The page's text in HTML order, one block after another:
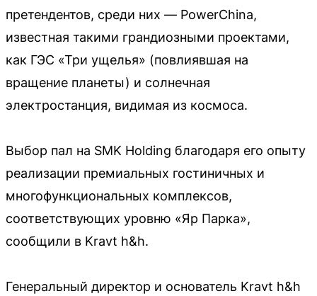
претендентов, среди них — PowerChina,
известная такими грандиозными проектами,
как ГЭС «Три ущелья» (повлиявшая на
вращение планеты) и солнечная
электростанция, видимая из космоса.
Выбор пал на SMK Holding благодаря его опыту
реализации премиальных гостиничных и
многофункциональных комплексов,
соответствующих уровню «Яр Парка»,
сообщили в Kravt h&h.
Генеральный директор и основатель Kravt h&h